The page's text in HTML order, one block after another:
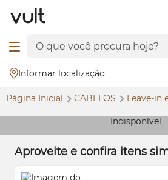
Informar localização
Página Inicial CABELOS Leave-in
Indisponível
Aproveite e confira itens